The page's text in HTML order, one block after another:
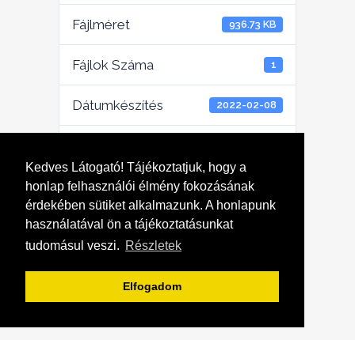
Kedves Látogató! Tájékoztatjuk, hogy a
honlap felhasználói élmény fokozásának
érdekében sütiket alkalmazunk. A honlapunk
használatával ön a tájékoztatásunkat
tudomásul veszi. Részletek
Elfogadom
Fájlméret 936.73 KB
Fájlok Száma 1
Dátumkészítés 2022-02-08
Alapító okirat
egységes
szerkezetben